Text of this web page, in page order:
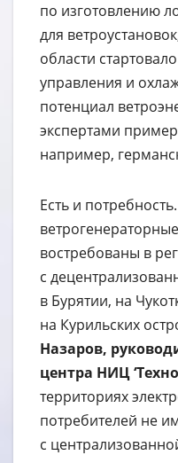
по изготовлению
для
области
управления и
потенциал
экспертами
например,
Есть и
востребованы в
с
в Бурятии, на
на Курильских
Назаров,
центра НИЦ
территориях
потребителей не
с